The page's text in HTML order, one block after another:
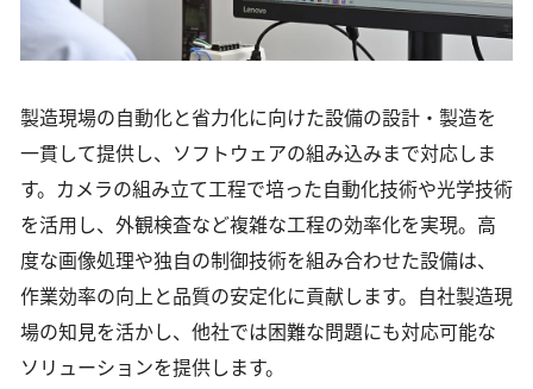
製造現場の自動化と省力化に向けた設備の設計・製造を
一貫して提供し、ソフトウェアの組み込みまで対応しま
す。カメラの組み立て工程で培った自動化技術や光学技術
を活用し、外観検査など複雑な工程の効率化を実現。高
度な画像処理や独自の制御技術を組み合わせた設備は、
作業効率の向上と品質の安定化に貢献します。自社製造現
場の知見を活かし、他社では困難な問題にも対応可能な
ソリューションを提供します。